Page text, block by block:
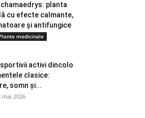
planta
cu efecte calmante,
și antifungice
medicinale
activi dincolo
clasice:
somn și...
mai 2026